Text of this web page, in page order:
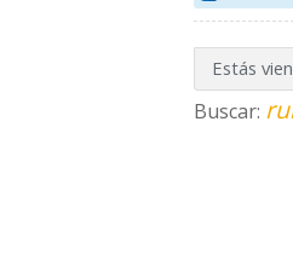
Estás
Buscar: